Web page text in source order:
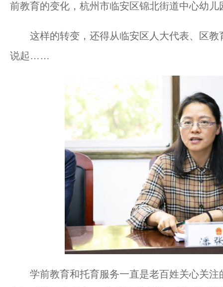
前教育的变化，杭州市临安区锦北街道中心幼
这样的转变，还得从临安区人大代表、区教
说起……
学前教育和托育服务一直是老百姓关心关注